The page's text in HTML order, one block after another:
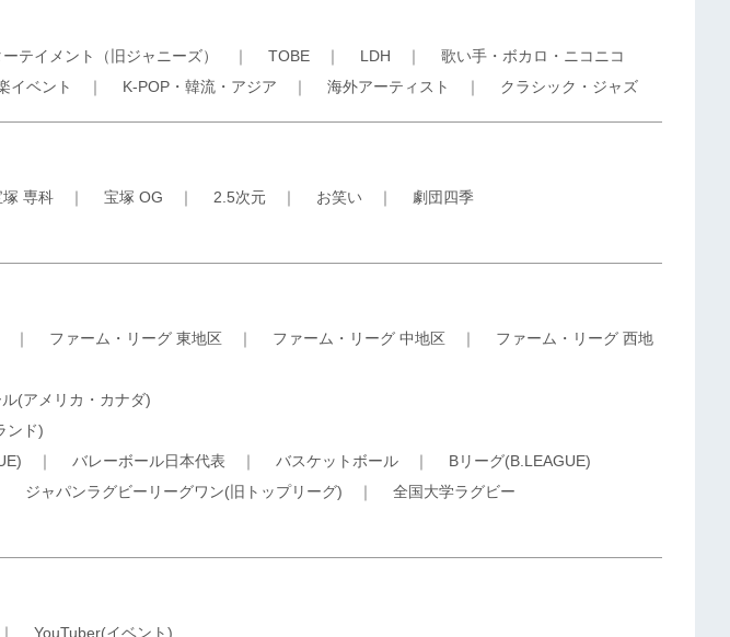
テイメント（旧ジャニーズ） ｜ TOBE ｜ LDH ｜ 歌い手・ボカロ・ニコニコ
イベント ｜ K-POP・韓流・アジア ｜ 海外アーティスト ｜ クラシック・ジャズ
塚 専科 ｜ 宝塚 OG ｜ 2.5次元 ｜ お笑い ｜ 劇団四季
｜ ファーム・リーグ 東地区 ｜ ファーム・リーグ 中地区 ｜ ファーム・リーグ 西地
(アメリカ・カナダ)
ンド)
｜ バレーボール日本代表 ｜ バスケットボール ｜ Bリーグ(B.LEAGUE)
ジャパンラグビーリーグワン(旧トップリーグ) ｜ 全国大学ラグビー
YouTuber(イベント)